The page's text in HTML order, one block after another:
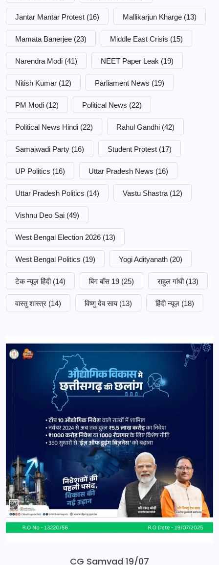
Jantar Mantar Protest (16) Mallikarjun Kharge (13)
Mamata Banerjee (23) Middle East Crisis (15)
Narendra Modi (41) NEET Paper Leak (19)
Nitish Kumar (12) Parliament News (19)
PM Modi (12) Political News (22)
Political News Hindi (22) Rahul Gandhi (42)
Samajwadi Party (16) Student Protest (17)
UP Politics (16) Uttar Pradesh News (16)
Uttar Pradesh Politics (14) Vastu Shastra (12)
Vishnu Deo Sai (49)
West Bengal Election 2026 (13)
West Bengal Politics (19) Yogi Adityanath (20)
टेक न्यूज़ हिंदी (14) बिग बॉस 19 (25) राहुल गांधी (13)
वास्तु शास्त्र (14) विष्णु देव साय (13) हिंदी न्यूज़ (18)
CG Samvad 19/07